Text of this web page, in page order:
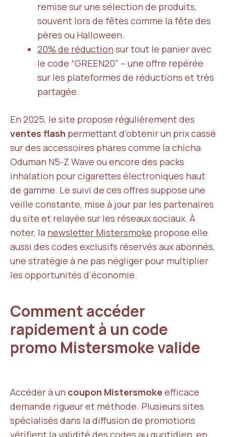
remise sur une sélection de produits,
souvent lors de fêtes comme la fête des
pères ou Halloween.
20% de réduction sur tout le panier avec
le code “GREEN20” – une offre repérée
sur les plateformes de réductions et très
partagée.
En 2025, le site propose régulièrement des
ventes flash permettant d’obtenir un prix cassé
sur des accessoires phares comme la chicha
Oduman N5-Z Wave ou encore des packs
inhalation pour cigarettes électroniques haut
de gamme. Le suivi de ces offres suppose une
veille constante, mise à jour par les partenaires
du site et relayée sur les réseaux sociaux. À
noter, la newsletter Mistersmoke propose elle
aussi des codes exclusifs réservés aux abonnés,
une stratégie à ne pas négliger pour multiplier
les opportunités d’économie.
Comment accéder
rapidement à un code
promo Mistersmoke valide
Accéder à un coupon Mistersmoke efficace
demande rigueur et méthode. Plusieurs sites
spécialisés dans la diffusion de promotions
vérifient la validité des codes au quotidien, en